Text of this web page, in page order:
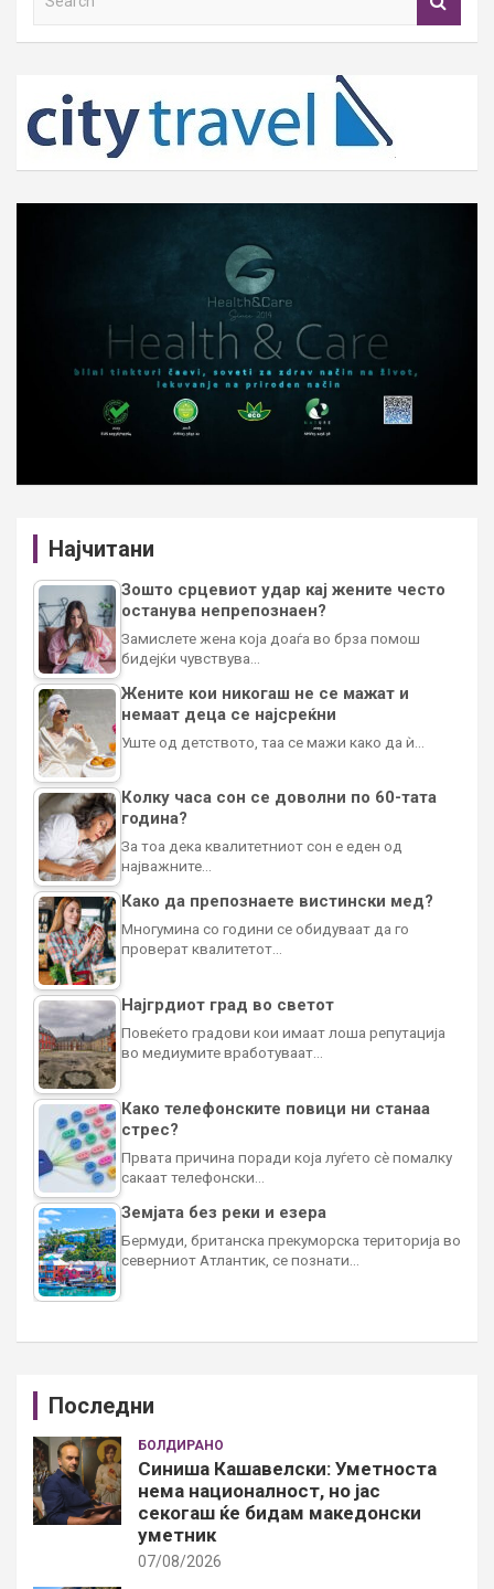
h
Најчитани
Зошто срцевиот удар кај жените често
останува непрепознаен?
Замислете жена која доаѓа во брза помош
бидејќи чувствува…
Жените кои никогаш не се мажат и
немаат деца се најсреќни
Уште од детството, таа се мажи како да ѝ…
Колку часа сон се доволни по 60-тата
година?
За тоа дека квалитетниот сон е еден од
најважните…
Како да препознаете вистински мед?
Многумина со години се обидуваат да го
проверат квалитетот…
Најгрдиот град во светот
Повеќето градови кои имаат лоша репутација
во медиумите вработуваат…
Како телефонските повици ни станаа
стрес?
Првата причина поради која луѓето сè помалку
сакаат телефонски…
Земјата без реки и езера
Бермуди, британска прекуморска територија во
северниот Атлантик, се познати…
Последни
БОЛДИРАНО
Синиша Кашавелски: Уметноста
нема националност, но јас
секогаш ќе бидам македонски
уметник
07/08/2026